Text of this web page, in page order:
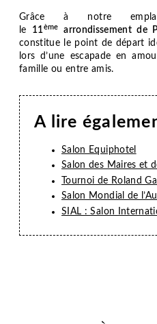
Grâce à notre
le 11ème arrondissement de
constitue le point de départ
lors d’une escapade en
famille ou entre amis.
A lire
Salon Equiphotel
Salon des Maires et
Tournoi de Roland
Salon Mondial de
SIAL : Salon
GALERIE
NOS
CONTACT